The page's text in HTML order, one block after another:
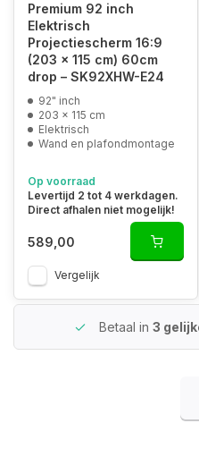
Premium 92 inch
Elektrisch
Projectiescherm 16:9
(203 x 115 cm) 60cm
drop – SK92XHW-E24
92" inch
203 x 115 cm
Elektrisch
Wand en plafondmontage
Op voorraad
Levertijd 2 tot 4 werkdagen.
Direct afhalen niet mogelijk!
589,00
Vergelijk
Betaal in 3